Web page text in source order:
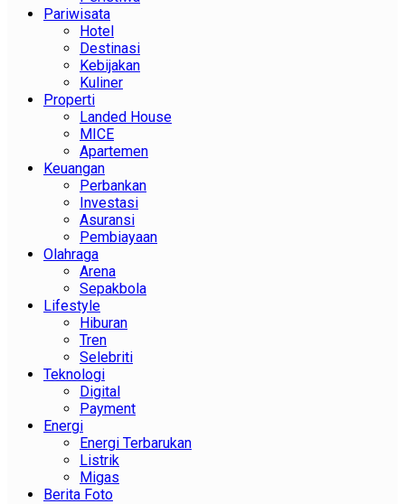
Pariwisata
Hotel
Destinasi
Kebijakan
Kuliner
Properti
Landed House
MICE
Apartemen
Keuangan
Perbankan
Investasi
Asuransi
Pembiayaan
Olahraga
Arena
Sepakbola
Lifestyle
Hiburan
Tren
Selebriti
Teknologi
Digital
Payment
Energi
Energi Terbarukan
Listrik
Migas
Berita Foto